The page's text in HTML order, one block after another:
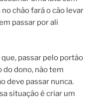
chão fará o cão levar
passar por ali
passar pelo portão
do dono, não tem
deve passar nunca.
situação é criar um